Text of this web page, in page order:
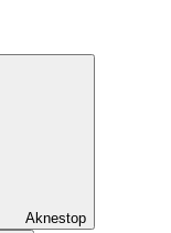
Aknestop